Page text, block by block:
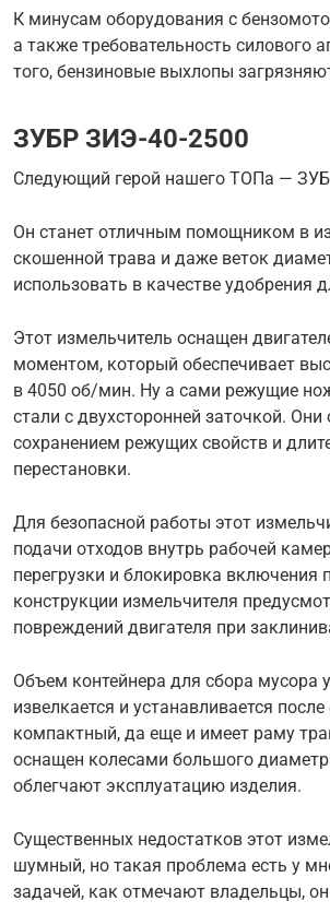
К минусам оборудования с
а также требовательность силового
того, бензиновые выхлопы
ЗУБР ЗИЭ-40-2500
Следующий герой нашего ТОПа —
Он станет отличным помощником в
скошенной трава и даже веток
использовать в качестве удобрения
Этот измельчитель оснащен
моментом, который обеспечивает
в 4050 об/мин. Ну а сами режущие
стали с двухсторонней заточкой.
сохранением режущих свойств и
перестановки.
Для безопасной работы этот
подачи отходов внутрь рабочей
перегрузки и блокировка включения
конструкции измельчителя
повреждений двигателя при
Объем контейнера для сбора мусора
извелкается и устанавливается
компактный, да еще и имеет раму
оснащен колесами большого
облегчают эксплуатацию изделия.
Существенных недостатков этот
шумный, но такая проблема есть у
задачей, как отмечают владельцы, он